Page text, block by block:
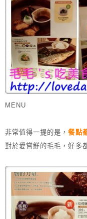
MENU
非常值得一提的是，餐點
對於愛嘗鮮的毛毛，好多